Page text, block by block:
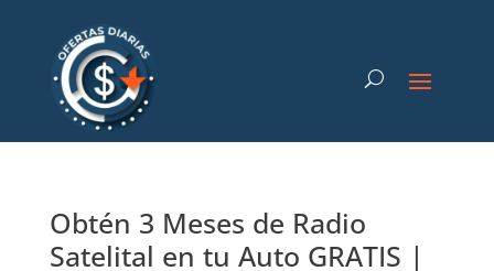
Obtén 3 Meses de Radio
Satelital en tu Auto GRATIS |